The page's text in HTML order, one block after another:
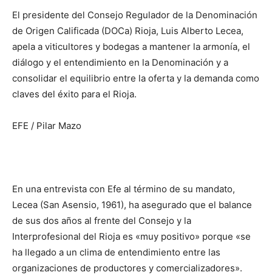
El presidente del Consejo Regulador de la Denominación
de Origen Calificada (DOCa) Rioja, Luis Alberto Lecea,
apela a viticultores y bodegas a mantener la armonía, el
diálogo y el entendimiento en la Denominación y a
consolidar el equilibrio entre la oferta y la demanda como
claves del éxito para el Rioja.
EFE / Pilar Mazo
En una entrevista con Efe al término de su mandato,
Lecea (San Asensio, 1961), ha asegurado que el balance
de sus dos años al frente del Consejo y la
Interprofesional del Rioja es «muy positivo» porque «se
ha llegado a un clima de entendimiento entre las
organizaciones de productores y comercializadores».